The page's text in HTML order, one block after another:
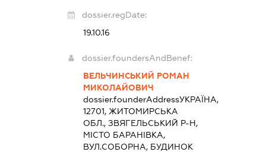
dossier.regDate:
19.10.16
dossier.foundersAndBenef:
ВЕЛЬЧИНСЬКИЙ РОМАН
МИКОЛАЙОВИЧ
dossier.founderAddressУКРАЇНА,
12701, ЖИТОМИРСЬКА
ОБЛ., ЗВЯГЕЛЬСЬКИЙ Р-Н,
МІСТО БАРАНІВКА,
ВУЛ.СОБОРНА, БУДИНОК